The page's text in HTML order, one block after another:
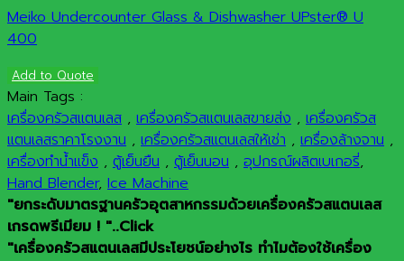
Meiko Undercounter Glass & Dishwasher UPster® U
400
Add to Quote
Main Tags :
เครื่องครัวสแตนเลส , เครื่องครัวสแตนเลสขายส่ง , เครื่องครัวส
แตนเลสราคาโรงงาน , เครื่องครัวสแตนเลสให้เช่า , เครื่องล้างจาน ,
เครื่องทำน้ำแข็ง , ตู้เย็นยืน , ตู้เย็นนอน , อุปกรณ์ผลิตเบเกอรี่,
Hand Blender, Ice Machine
"ยกระดับมาตรฐานครัวอุตสาหกรรมด้วยเครื่องครัวสแตนเลส
เกรดพรีเมียม ! "..Click
"เครื่องครัวสแตนเลสมีประโยชน์อย่างไร ทำไมต้องใช้เครื่อง